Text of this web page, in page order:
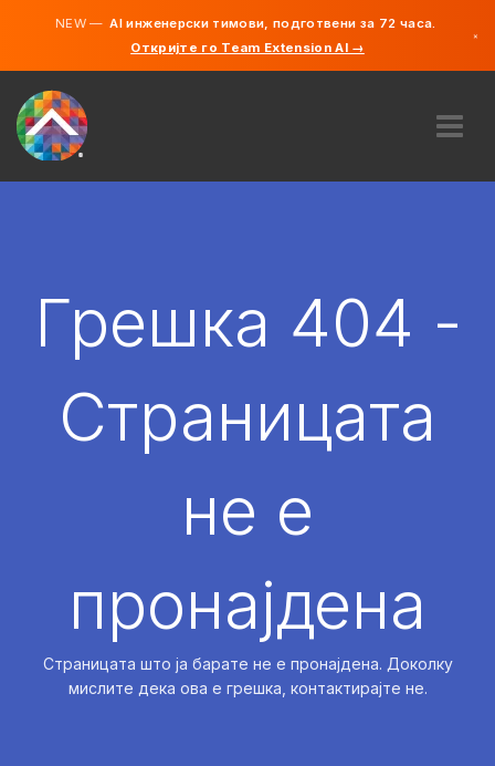
NEW —AI инженерски тимови, подготвени за 72 часа.
Откријте го Team Extension AI →
×
АНГАЖИРАЈ
Грешка 404 -
Страницата
не е
пронајдена
Страницата што ја барате не е пронајдена. Доколку
мислите дека ова е грешка, контактирајте не.